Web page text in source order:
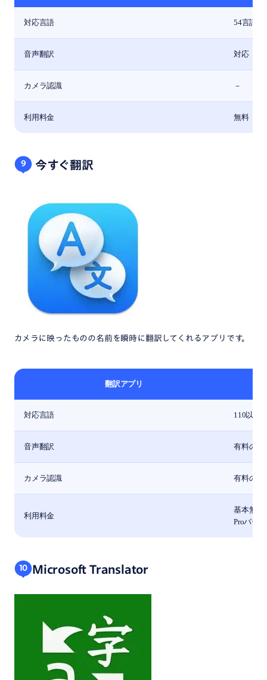
対応言語 54言語
音声翻訳 対応
カメラ認識 －
利用料金 無料
9 今すぐ翻訳
カメラに映ったものの名前を瞬時に翻訳してくれるアプリです。
翻訳アプリ
対応言語 110以上
音声翻訳 有料のみ
カメラ認識 有料のみ
利用料金
基本無料
Proバー
10 Microsoft Translator